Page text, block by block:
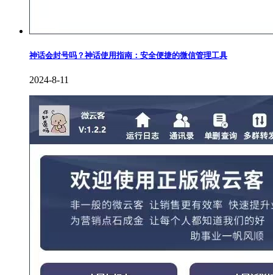
神话会封号吗？神话使用指南：安全便捷的微信管理工具
2024-8-11